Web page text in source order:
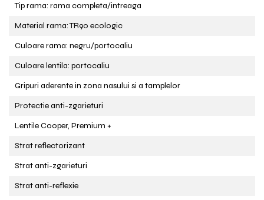
Tip rama: rama completa/intreaga
Material rama: TR90 ecologic
Culoare rama: negru/portocaliu
Culoare lentila: portocaliu
Gripuri aderente in zona nasului si a tamplelor
Protectie anti-zgarieturi
Lentile Cooper, Premium +
Strat reflectorizant
Strat anti-zgarieturi
Strat anti-reflexie